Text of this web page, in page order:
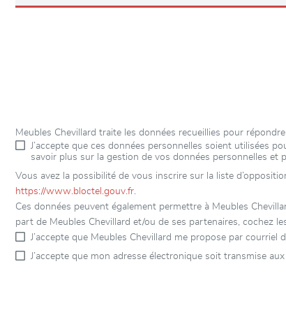
Meubles Chevillard traite les données recueillies pour
J’accepte que ces données personnelles soient utilisées
savoir plus sur la gestion de vos données personnelles
Vous avez la possibilité de vous inscrire sur la liste
https://www.bloctel.gouv.fr.
Ces données peuvent également permettre à Meubles
part de Meubles Chevillard et/ou de ses partenaires, cochez
J’accepte que Meubles Chevillard me propose par courriel
J’accepte que mon adresse électronique soit transmise